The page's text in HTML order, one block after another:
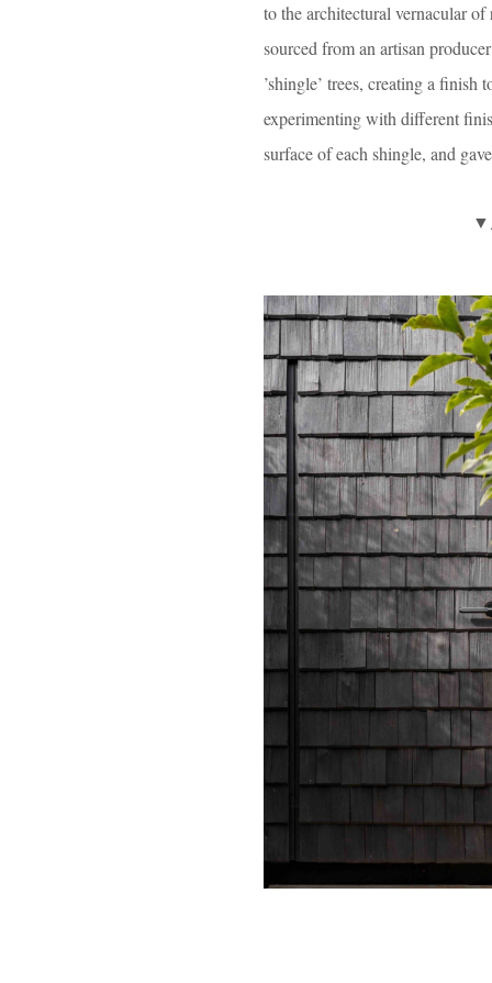
to the architectural vernacular
sourced from an artisan
’shingle’ trees, creating a
experimenting with different
surface of each shingle, and
▼